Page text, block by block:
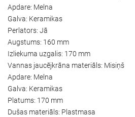
Apdare: Melna
Galva: Keramikas
Perlators: Jā
Augstums: 160 mm
Izliekuma uzgalis: 170 mm
Vannas jaucējkrāna materiāls: Misiņš
Apdare: Melna
Galva: Keramikas
Platums: 170 mm
Dušas materiāls: Plastmasa